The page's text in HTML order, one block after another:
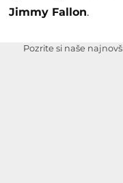
Jimmy Fallon.
Pozrite si naše